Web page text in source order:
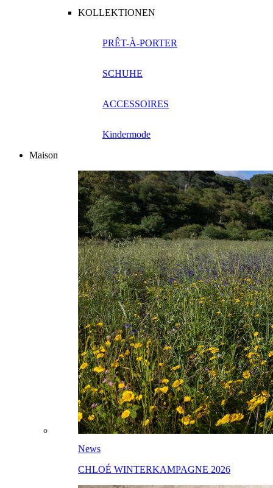
KOLLEKTIONEN
PRÊT-À-PORTER
SCHUHE
ACCESSOIRES
Kindermode
Maison
News
CHLOÉ WINTERKAMPAGNE 2026